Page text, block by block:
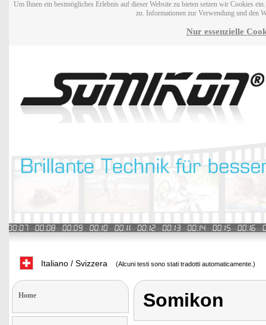
Um Ihnen ein bestmögliches Erlebnis auf dieser Website zu bieten setzen wir Cookies
zu. Informationen zur Verwendung und den
Nur essenzielle
Italiano / Svizzera (Alcuni testi sono stati tradotti automaticamente.)
Home Somikon